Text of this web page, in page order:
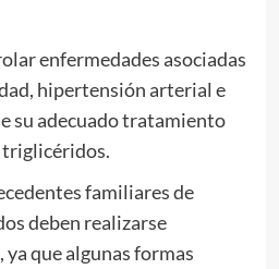
enfermedades asociadas
hipertensión arterial e
su adecuado tratamiento
triglicéridos.
familiares de
deben realizarse
que algunas formas